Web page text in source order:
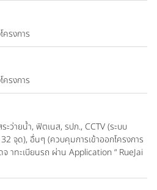
รงการ
รงการ
ะว่ายน้ำ, ฟิตเนส, รปภ., CCTV (ระบบ
จุด), อื่นๆ (ควบคุมการเข้าออกโครงการ
าทะเบียนรถ ผ่าน Application “ RueJai